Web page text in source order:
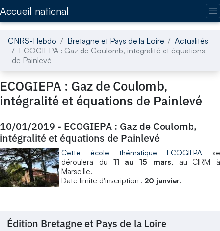
Accueil national
CNRS-Hebdo Bretagne et Pays de la Loire
Actualités
ECOGIEPA : Gaz de Coulomb, intégralité et équations
de Painlevé
ECOGIEPA : Gaz de Coulomb,
intégralité et équations de Painlevé
10/01/2019 - ECOGIEPA : Gaz de Coulomb,
intégralité et équations de Painlevé
Cette école thématique ECOGIEPA se
déroulera du 11 au 15 mars, au CIRM à
Marseille.
Date limite d'inscription : 20 janvier.
Édition Bretagne et Pays de la Loire